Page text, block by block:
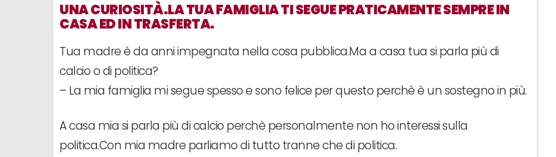
UNA CURIOSITÀ.LA TUA FAMIGLIA TI SEGUE PRATICAMENTE SEMPRE IN
CASA ED IN TRASFERTA.
Tua madre è da anni impegnata nella cosa pubblica.Ma a casa tua si parla più di
calcio o di politica?
– La mia famiglia mi segue spesso e sono felice per questo perchè è un sostegno in più.
A casa mia si parla più di calcio perchè personalmente non ho interessi sulla
politica.Con mia madre parliamo di tutto tranne che di politica.